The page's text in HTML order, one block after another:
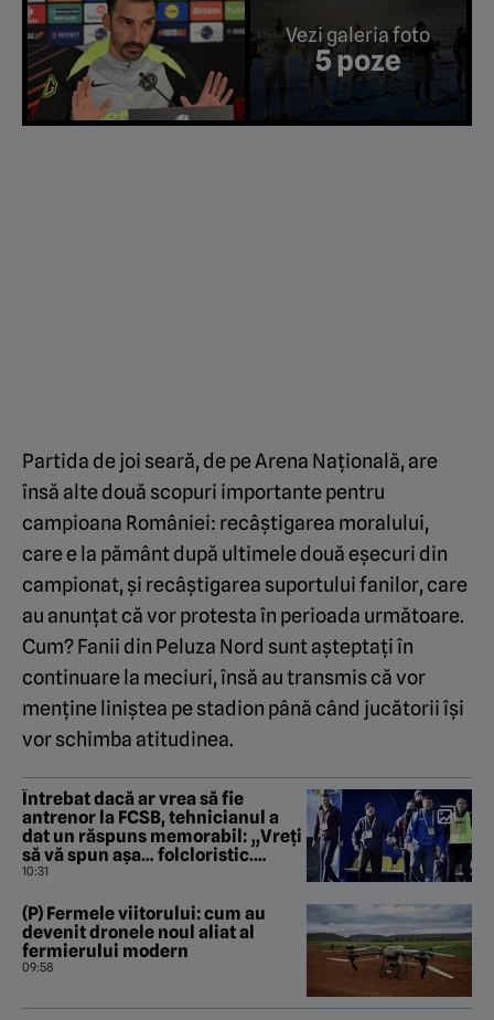
Vezi galeria foto
5 poze
Partida de joi seară, de pe Arena Națională, are
însă alte două scopuri importante pentru
campioana României: recâștigarea moralului,
care e la pământ după ultimele două eșecuri din
campionat, și recâștigarea suportului fanilor, care
au anunțat că vor protesta în perioada următoare.
Cum? Fanii din Peluza Nord sunt așteptați în
continuare la meciuri, însă au transmis că vor
menține liniștea pe stadion până când jucătorii își
vor schimba atitudinea.
Întrebat dacă ar vrea să fie
antrenor la FCSB, tehnicianul a
dat un răspuns memorabil: „Vreți
să vă spun așa… folcloristic.
Tăticu’, să o luăm sincer”
10:31
(P) Fermele viitorului: cum au
devenit dronele noul aliat al
fermierului modern
09:58